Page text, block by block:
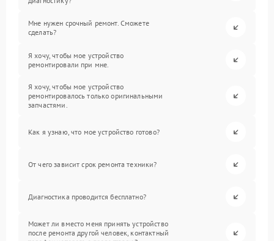
Мне нужен срочный ремонт. Сможете
сделать?
Я хочу, чтобы мое устройство
ремонтировали при мне.
Я хочу, чтобы мое устройство
ремонтировалось только оригинальными
запчастями.
Как я узнаю, что мое устройство готово?
От чего зависит срок ремонта техники?
Диагностика проводится бесплатно?
Может ли вместо меня принять устройство
после ремонта другой человек, контактный